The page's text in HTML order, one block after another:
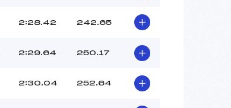
2:28.42 242.65
2:29.64 250.17
2:30.04 252.64